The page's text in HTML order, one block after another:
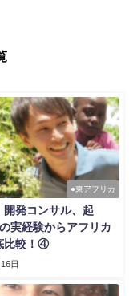
●東アフリカ
開発コンサル、起
実経験からアフリカ
比較！④
日